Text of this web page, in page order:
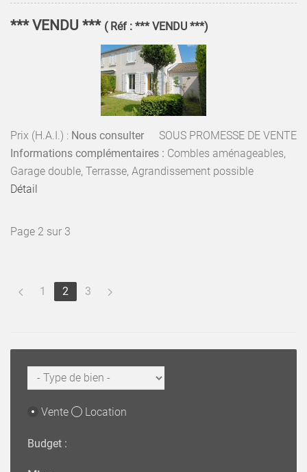
*** VENDU *** ( Réf : *** VENDU ***)
SOUS PROMESSE DE VENTE
Prix (H.A.I.) : Nous consulter
Informations complémentaires : Combles aménageables,
Garage double, Terrasse, Agrandissement possible
Détail
Page 2 sur 3
1 2 3
Vente Location
Budget :